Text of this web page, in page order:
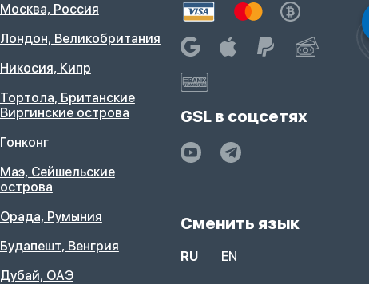
Москва, Россия
Лондон, Великобритания
Никосия, Кипр
Тортола, Британские
Виргинские острова
Гонконг
Маэ, Сейшельские
острова
Орада, Румыния
Будапешт, Венгрия
Дубай, ОАЭ
GSL в соцсетях
Сменить язык
RU EN